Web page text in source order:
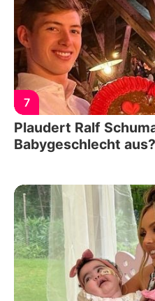
7
Plaudert Ralf
Babygeschlecht aus?